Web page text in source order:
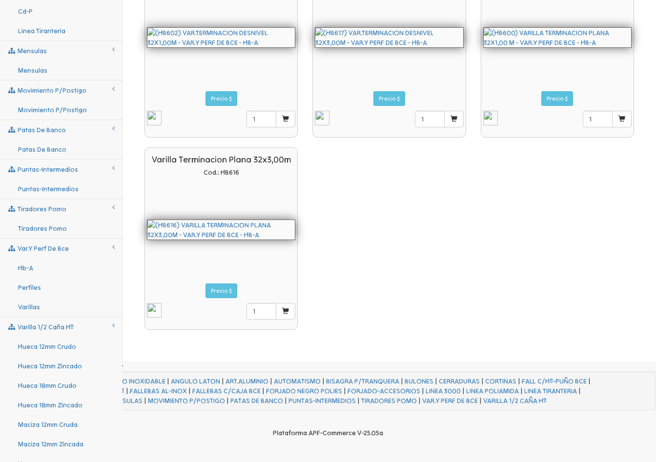
Cd-P
Linea Tiranteria
Mensulas
Mensulas
Movimiento P/postigo
Movimiento P/postigo
Patas De Banco
Patas De Banco
Puntas-Intermedios
Puntas-Intermedios
Tiradores Pomo
Tiradores Pomo
Var.y Perf De Bce
Hb-A
Perfiles
Varillas
Varilla 1/2 Caña Hº
Hueca 12mm Crudo
Hueca 12mm Zincado
Hueca 18mm Crudo
Hueca 18mm Zincado
Maciza 12mm Cruda
Maciza 12mm Zincada
Precio $ Precio $ Precio $
Varilla Terminacion Plana 32x3,00m
Cod.: HB616
Precio $
ACABADOS ACERO INOXIDABLE| ANGULO LATON | ART.ALUMINIO | AUTOMATISMO | BISAGRA P/TRANQUERA| BULONES | CERRADURAS | CORTINAS | FALL C/Hº-PUÑO BCE|
FALL Hº-HJES Hº |FALLEBAS AL-INOX |FALLEBAS C/CAJA BCE |FORJADO NEGRO POLIES |FORJADO-ACCESORIOS |LINEA 3000 |LINEA POLIAMIDA |LINEA TIRANTERIA |
MENSULAS | MOVIMIENTO P/POSTIGO | PATAS DE BANCO | PUNTAS-INTERMEDIOS | TIRADORES POMO | VAR.Y PERF DE BCE| VARILLA 1/2 CAÑA Hº
Plataforma APF-Commerce V-25.05a